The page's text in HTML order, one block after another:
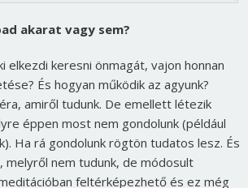
akarat vagy sem?
elkezdi keresni önmagát, vajon honnan
És hogyan működik az agyunk?
amiről tudunk. De emellett létezik
éppen most nem gondolunk (például
Ha rá gondolunk rögtön tudatos lesz. És
melyről nem tudunk, de módosult
feltérképezhető és ez még